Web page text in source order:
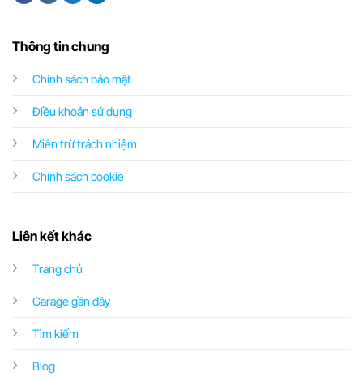
Thông tin chung
Chính sách bảo mật
Điều khoản sử dụng
Miễn trừ trách nhiệm
Chính sách cookie
Liên kết khác
Trang chủ
Garage gần đây
Tìm kiếm
Blog